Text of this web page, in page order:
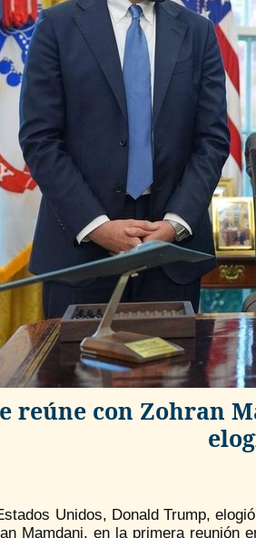
reúne con Zohran
Unidos, Donald Trump,
Mamdani, en la primera reunión